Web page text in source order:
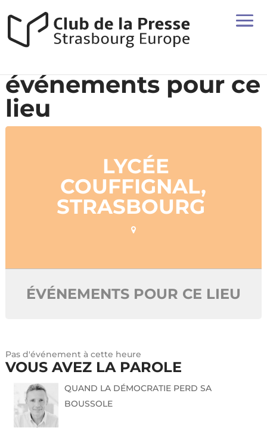
événements pour ce
lieu
LYCÉE
COUFFIGNAL,
STRASBOURG
ÉVÉNEMENTS POUR CE LIEU
Pas d'événement à cette heure
VOUS AVEZ LA PAROLE
QUAND LA DÉMOCRATIE PERD SA
BOUSSOLE